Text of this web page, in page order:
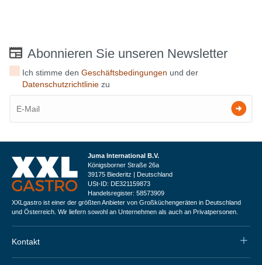
Abonnieren Sie unseren Newsletter
Ich stimme denGeschäftsbedingungen und der
Datenschutzrichtlinie zu
Juma International B.V.
Königsborner Straße 26a
39175 Biederitz | Deutschland
USt-ID: DE321159873
Handelsregister: 58573909
XXLgastro ist einer der größten Anbieter von Großküchengeräten in Deutschland
und Österreich. Wir liefern sowohl an Unternehmen als auch an Privatpersonen.
Kontakt